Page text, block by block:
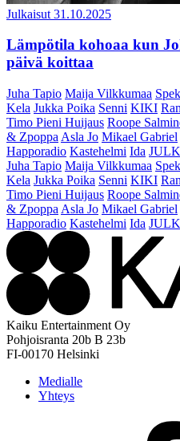
Julkaisut 31.10.2025
Lämpötila kohoaa kun
päivä koittaa
Juha Tapio Maija Vilkkumaa
Kela Jukka Poika Senni KIKI
Timo Pieni Huijaus Roope
& Zpoppa Asla Jo Mikael Gabriel
Happoradio Kastehelmi Ida
Juha Tapio Maija Vilkkumaa
Kela Jukka Poika Senni KIKI
Timo Pieni Huijaus Roope
& Zpoppa Asla Jo Mikael Gabriel
Happoradio Kastehelmi Ida
Kaiku Entertainment Oy
Pohjoisranta 20b B 23b
FI-00170 Helsinki
Medialle
Yhteys